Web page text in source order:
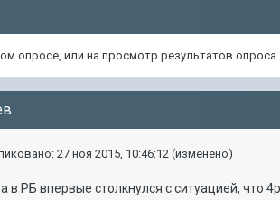
опросе, или на просмотр результатов
27 ноя 2015, 10:46:12 (изменено)
в РБ впервые столкнулся с ситуацией, что